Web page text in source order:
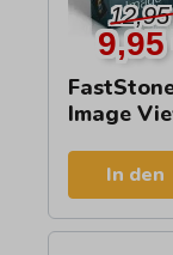
Image
9,95
In den